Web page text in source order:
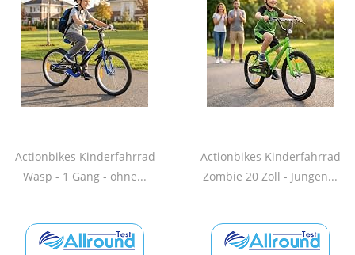
Actionbikes Kinderfahrrad
Wasp - 1 Gang - ohne...
Actionbikes Kinderfahrrad
Zombie 20 Zoll - Jungen...